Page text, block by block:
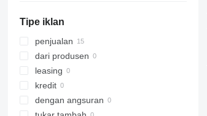
Tipe iklan
penjualan
dari produsen
leasing
kredit
dengan angsuran